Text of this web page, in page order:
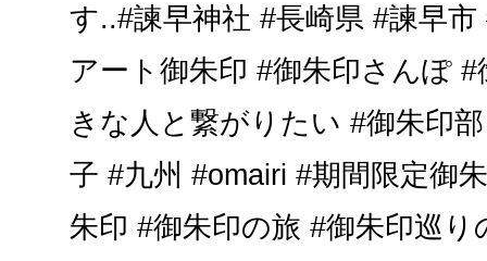
す..#諫早神社 #長崎県 #諫早
アート御朱印 #御朱印さんぽ
きな人と繋がりたい #御朱印
子 #九州 #omairi #期間限定御
朱印 #御朱印の旅 #御朱印巡